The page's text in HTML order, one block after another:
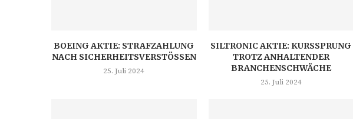
BOEING AKTIE: STRAFZAHLUNG
NACH SICHERHEITSVERSTÖSSEN
25. Juli 2024
SILTRONIC AKTIE: KURSSPRUNG
TROTZ ANHALTENDER
BRANCHENSCHWÄCHE
25. Juli 2024